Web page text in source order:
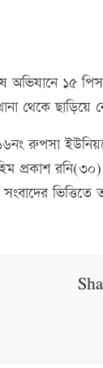
অভিযানে ১৫
থেকে
১৬নং রুপসা
প্রকাশ
ভিত্তিতে